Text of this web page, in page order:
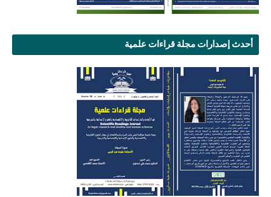
أحدث إصدارات مجلة قراءات علمية